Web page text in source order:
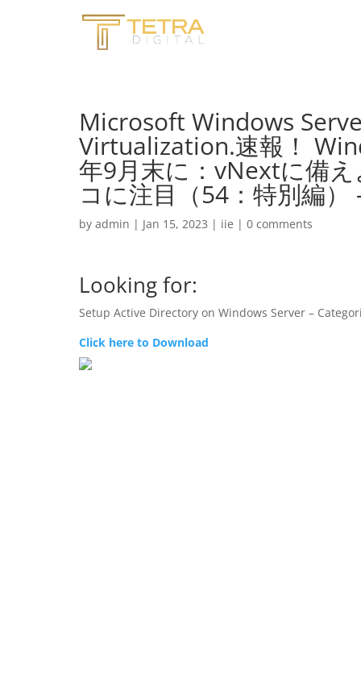
Microsoft Windows
Virtualization.速報！
年9月末に：vNextに備
コに注目（54：特別編）
by admin | Jan 15, 2023 | iie | 0 comments
Looking for:
Setup Active Directory on Windows Server –
Click here to Download